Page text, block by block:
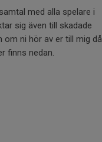
med alla spelare i
sig även till skadade
om ni hör av er till mig då
finns nedan.